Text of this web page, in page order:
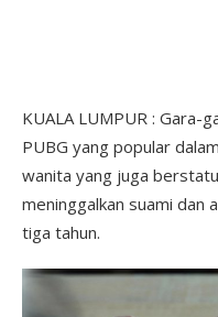
KUALA LUMPUR : Gara-
PUBG yang popular
wanita yang juga
meninggalkan suami dan
tiga tahun.